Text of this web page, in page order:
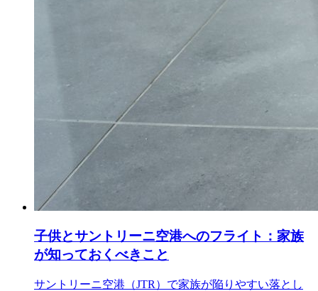
子供とサントリーニ空港へのフライト：家族
が知っておくべきこと
サントリーニ空港（JTR）で家族が陥りやすい落とし